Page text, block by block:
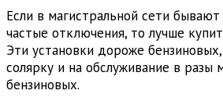
Если в магистральной сети
частые отключения, то лучше
Эти установки дороже
солярку и на обслуживание в разы
бензиновых.